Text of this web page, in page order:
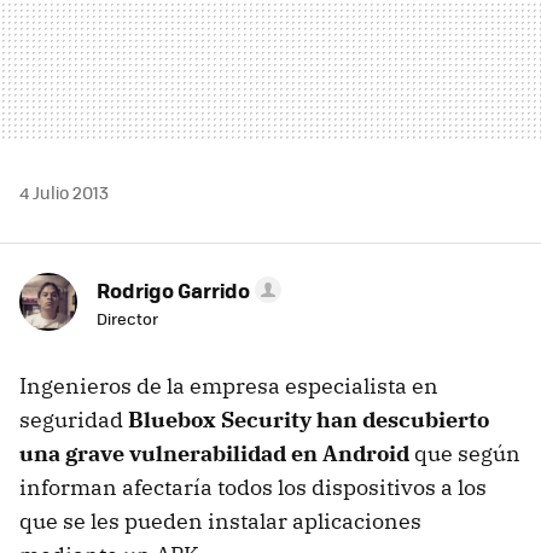
4 Julio 2013
Rodrigo Garrido
Director
Ingenieros de la empresa especialista en
seguridadBluebox Securityhan descubierto
una grave vulnerabilidad en Android que según
informan afectaría todos los dispositivos a los
que se les pueden instalar aplicaciones